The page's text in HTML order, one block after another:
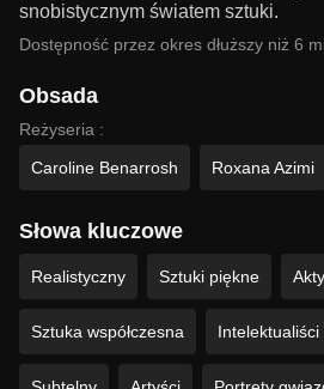
snobistycznym światem sztuki.
Dostępność przez okres dłuższy niż 6
Obsada
Reżyseria :
Caroline Benarrosh
Roxana Azimi
Słowa kluczowe
Realistyczny Sztuki piękne
Sztuka współczesna Intelektualiści